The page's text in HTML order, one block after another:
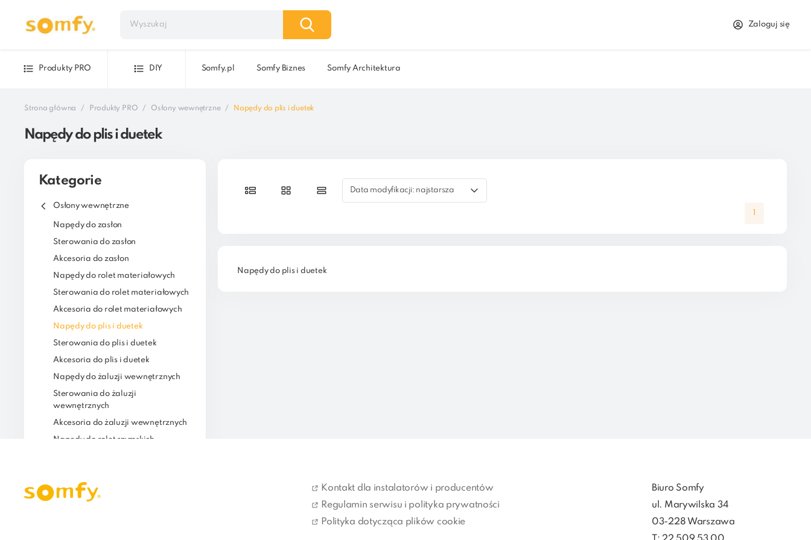
Zaloguj się
Produkty PRO DIY Somfy.pl Somfy Biznes Somfy Architektura
Strona główna Produkty PRO Osłony wewnętrzne Napędy do plis i duetek
Napędy do plis i duetek
Kategorie
Osłony wewnętrzne
Napędy do zasłon
Sterowania do zasłon
Akcesoria do zasłon
Napędy do rolet materiałowych
Sterowania do rolet materiałowych
Akcesoria do rolet materiałowych
Napędy do plis i duetek
Sterowania do plis i duetek
Akcesoria do plis i duetek
Napędy do żaluzji wewnętrznych
Sterowania do żaluzji
wewnętrznych
Akcesoria do żaluzji wewnętrznych
Napędy do rolet rzymskich
Data modyfikacji: najstarsza
1
Napędy do plis i duetek
Kontakt dla instalatorów i producentów
Regulamin serwisu i polityka prywatności
Polityka dotycząca plików cookie
Biuro Somfy
ul. Marywilska 34
03-228 Warszawa